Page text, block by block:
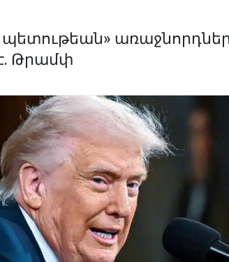
Թրամփ